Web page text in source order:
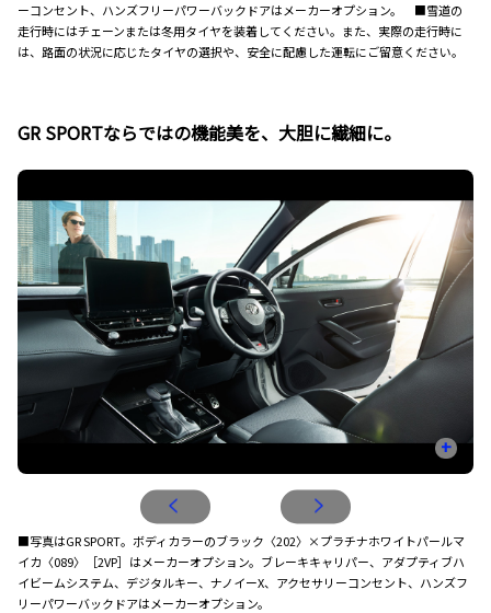
ーコンセント、ハンズフリーパワーバックドアはメーカーオプション。 ■雪道の
走行時にはチェーンまたは冬用タイヤを装着してください。また、実際の走行時に
は、路面の状況に応じたタイヤの選択や、安全に配慮した運転にご留意ください。
GR SPORTならではの機能美を、大胆に繊細に。
+
■写真はGR SPORT。ボディカラーのブラック〈202〉×プラチナホワイトパールマ
イカ〈089〉［2VP］はメーカーオプション。ブレーキキャリパー、アダプティブハ
イビームシステム、デジタルキー、ナノイーX、アクセサリーコンセント、ハンズフ
リーパワーバックドアはメーカーオプション。